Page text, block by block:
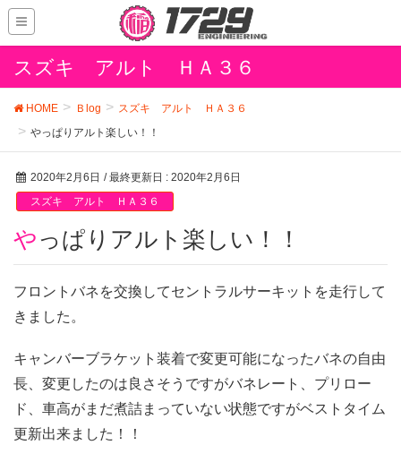
スズキ アルト ＨＡ３６
HOME Ｂlog
スズキ アルト ＨＡ３６
やっぱりアルト楽しい！！
2020年2月6日 / 最終更新日 : 2020年2月6日
スズキ アルト ＨＡ３６
やっぱりアルト楽しい！！
フロントバネを交換してセントラルサーキットを走行して
きました。
キャンバーブラケット装着で変更可能になったバネの自由
長、変更したのは良さそうですがバネレート、プリロー
ド、車高がまだ煮詰まっていない状態ですがベストタイム
更新出来ました！！